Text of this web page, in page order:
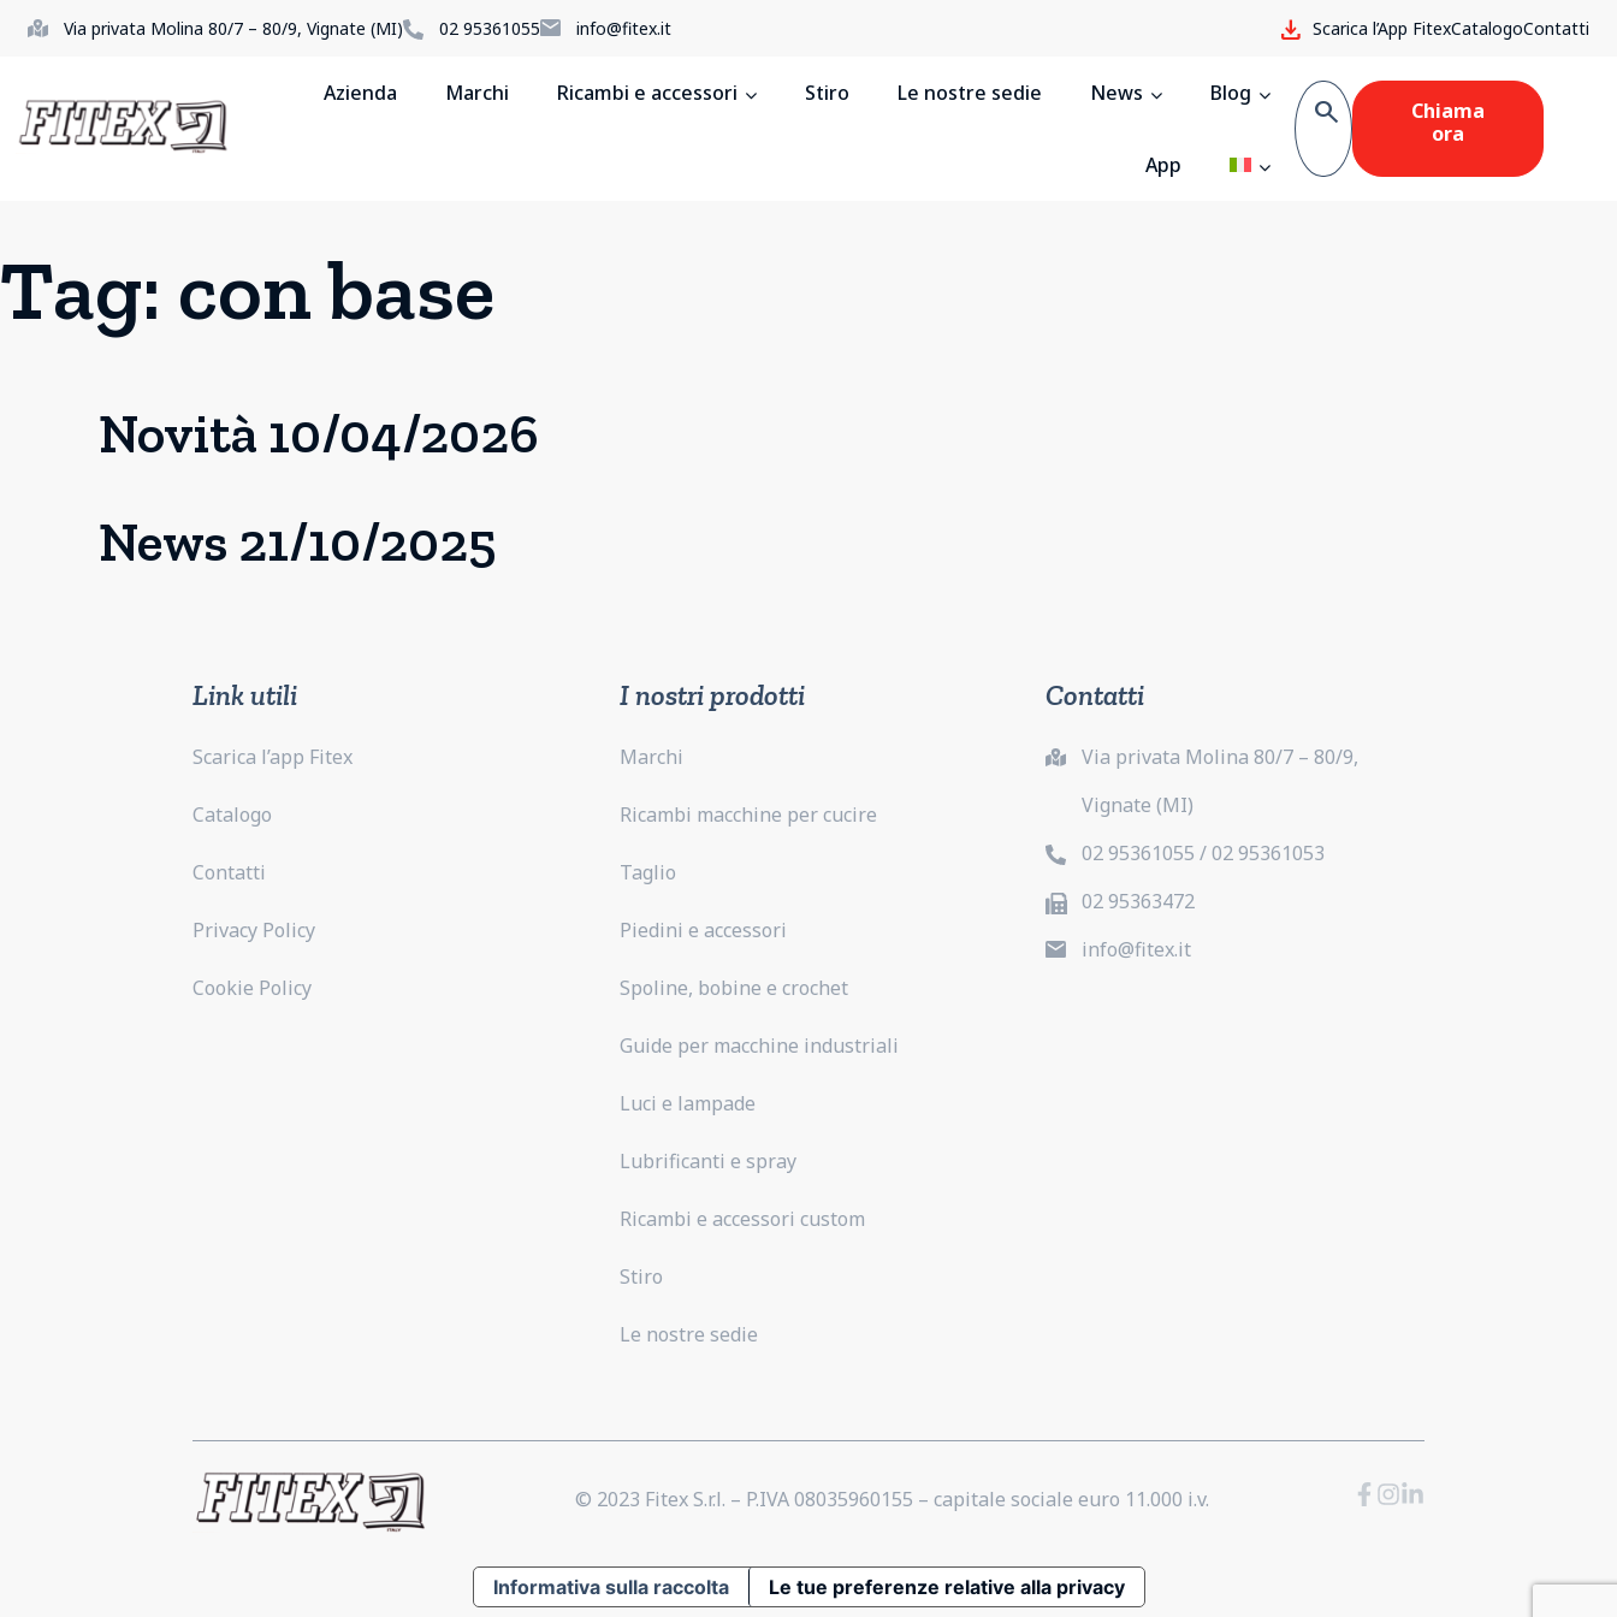
Via privata Molina 80/7 – 80/9, Vignate (MI) 02 95361055 info@fitex.it download Scarica l’App FitexCatalogoContatti
Azienda Marchi Ricambi e accessori Stiro Le nostre sedie News Blog
App
search
Chiama
ora
Tag: con base
Novità 10/04/2026
News 21/10/2025
Link utili
Scarica l’app Fitex
Catalogo
Contatti
Privacy Policy
Cookie Policy
I nostri prodotti
Marchi
Ricambi macchine per cucire
Taglio
Piedini e accessori
Spoline, bobine e crochet
Guide per macchine industriali
Luci e lampade
Lubrificanti e spray
Ricambi e accessori custom
Stiro
Le nostre sedie
Contatti
Via privata Molina 80/7 – 80/9,
Vignate (MI)
02 95361055 / 02 95361053
02 95363472
info@fitex.it
© 2023 Fitex S.r.l. – P.IVA 08035960155 – capitale sociale euro 11.000 i.v.
Informativa sulla raccolta Le tue preferenze relative alla privacy